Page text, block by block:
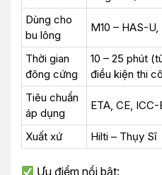
Dùng cho
bu lông
M10 – HAS-
Thời gian
đông cứng
10 – 25 phút
điều kiện thi
Tiêu chuẩn
áp dụng
ETA, CE, ICC-
Xuất xứ Hilti – Thụy Sĩ
Ưu điểm nổi bật: